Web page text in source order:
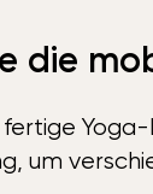
die
um